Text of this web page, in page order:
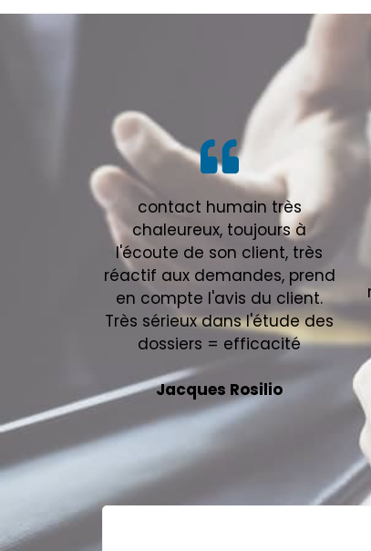
contact humain très
chaleureux, toujours à
l'écoute de son client, très
réactif aux demandes, prend
en compte l'avis du client.
Très sérieux dans l'étude des
dossiers = efficacité
Jacques Rosilio